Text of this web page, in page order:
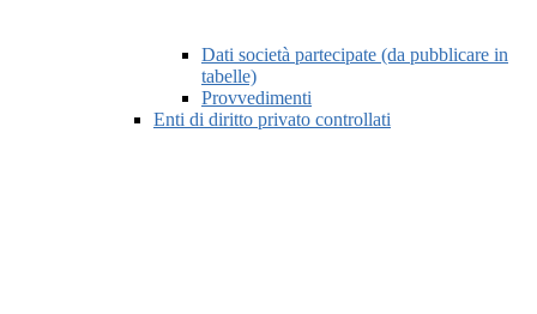
Dati società partecipate (da pubblicare in
tabelle)
Provvedimenti
Enti di diritto privato controllati